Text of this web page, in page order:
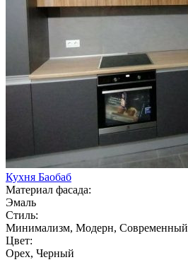
Кухня Баобаб
Материал фасада:
Эмаль
Стиль:
Минимализм, Модерн, Современный
Цвет:
Орех, Черный